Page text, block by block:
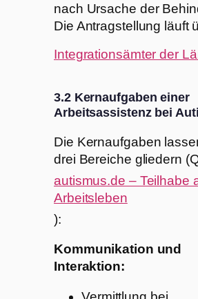
nach Ursache der
Die Antragstellung läuft
Integrationsämter der
3.2 Kernaufgaben einer
Arbeitsassistenz bei
Die Kernaufgaben
drei Bereiche gliedern
autismus.de – Teilhabe
Arbeitsleben
):
Kommunikation und
Interaktion: